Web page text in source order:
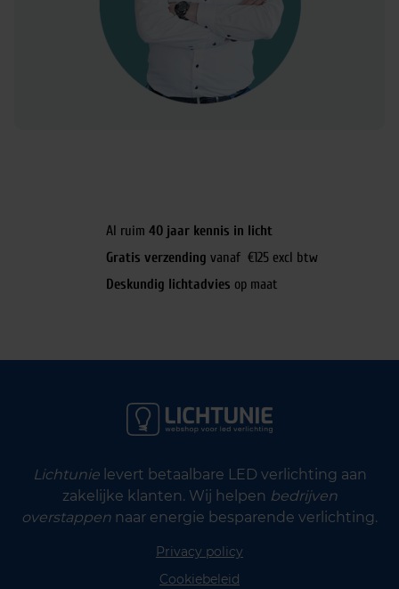
Al ruim 40 jaar kennis in licht
Gratis verzending vanaf €125 excl btw
Deskundig lichtadvies op maat
Lichtunielevert betaalbare LED verlichting aan
zakelijke klanten. Wij helpen bedrijven
overstappen naar energie besparende verlichting.
Privacy policy
Cookiebeleid